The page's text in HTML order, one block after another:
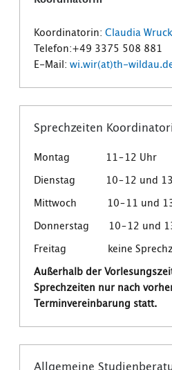
Koordinatorin: Claudia Wruck
Telefon:+49 3375 508 881
E-Mail: wi.wir(at)th-
Sprechzeiten
Montag 11–12 Uhr
Dienstag 10–12 und
Mittwoch 10–11 und
Donnerstag 10–12 und
Freitag keine
Außerhalb der
Sprechzeiten nur nach
Terminvereinbarung statt.
Allgemeine